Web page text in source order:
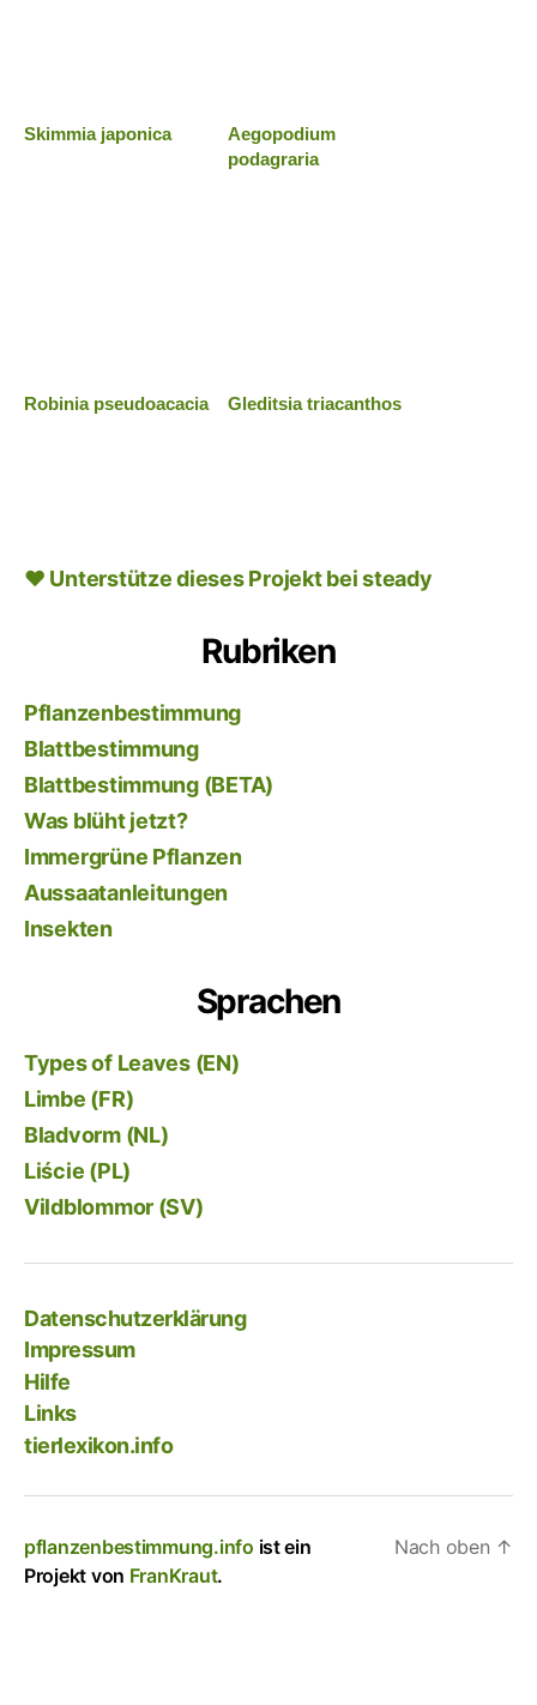
Skimmia japonica
Aegopodium
podagraria
Robinia pseudoacacia Gleditsia triacanthos
♥ Unterstütze dieses Projekt bei steady
Rubriken
Pflanzenbestimmung
Blattbestimmung
Blattbestimmung (BETA)
Was blüht jetzt?
Immergrüne Pflanzen
Aussaatanleitungen
Insekten
Sprachen
Types of Leaves (EN)
Limbe (FR)
Bladvorm (NL)
Liście (PL)
Vildblommor (SV)
Datenschutzerklärung
Impressum
Hilfe
Links
tierlexikon.info
pflanzenbestimmung.info ist ein
Projekt von FranKraut.
Nach oben ↑